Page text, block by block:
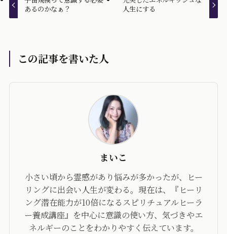
あるのかなぁ？
人生にする
この記事を書いた人
まいこ
小さい頃から霊感があり悩みが多かったが、ヒー
リングに出会い人生が変わる。現在は、『ヒーリ
ング潜在能力が10倍になるスピリチュアルヒーラ
ー養成講座』を中心に意識の使い方、気づきやエ
ネルギーのことをわかりやすく伝えています。